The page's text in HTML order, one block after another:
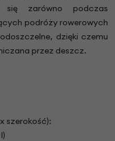
zarówno podczas
podróży rowerowych
dzięki czemu
przez deszcz.
szerokość):